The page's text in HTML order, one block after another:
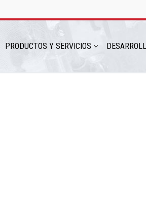
PRODUCTOS Y SERVICIOS